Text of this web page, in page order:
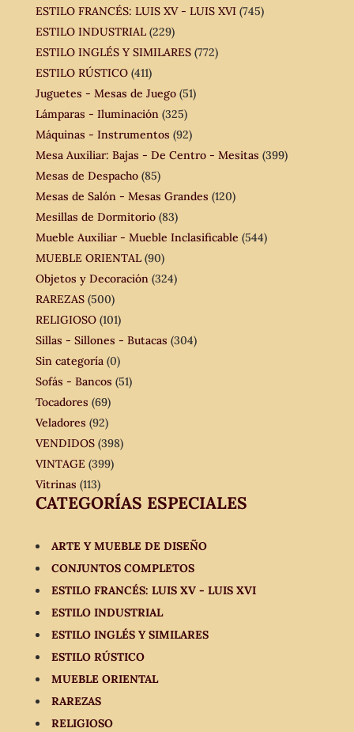
ESTILO FRANCÉS: LUIS XV - LUIS XVI (745)
ESTILO INDUSTRIAL (229)
ESTILO INGLÉS Y SIMILARES (772)
ESTILO RÚSTICO (411)
Juguetes - Mesas de Juego (51)
Lámparas - Iluminación (325)
Máquinas - Instrumentos (92)
Mesa Auxiliar: Bajas - De Centro - Mesitas (399)
Mesas de Despacho (85)
Mesas de Salón - Mesas Grandes (120)
Mesillas de Dormitorio (83)
Mueble Auxiliar - Mueble Inclasificable (544)
MUEBLE ORIENTAL (90)
Objetos y Decoración (324)
RAREZAS (500)
RELIGIOSO (101)
Sillas - Sillones - Butacas (304)
Sin categoría (0)
Sofás - Bancos (51)
Tocadores (69)
Veladores (92)
VENDIDOS (398)
VINTAGE (399)
Vitrinas (113)
CATEGORÍAS ESPECIALES
ARTE Y MUEBLE DE DISEÑO
CONJUNTOS COMPLETOS
ESTILO FRANCÉS: LUIS XV - LUIS XVI
ESTILO INDUSTRIAL
ESTILO INGLÉS Y SIMILARES
ESTILO RÚSTICO
MUEBLE ORIENTAL
RAREZAS
RELIGIOSO